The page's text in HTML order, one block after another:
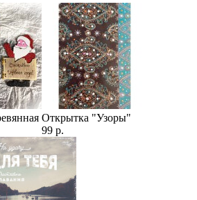
Открытка "Узоры"
99 р.